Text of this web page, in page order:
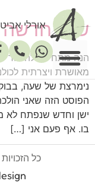
אורלי
שנה חדשה
הנה מתחילה לה עוד
מאושרת ויצרתית
נימרצת של שעה,
הפוסט הזה שאני
ישן וחדש שנפתח לא
בו. אף פעם אני […]
כל הזכויות